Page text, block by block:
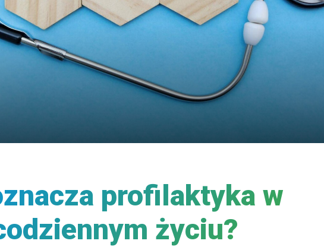
profilaktyka w
życiu?